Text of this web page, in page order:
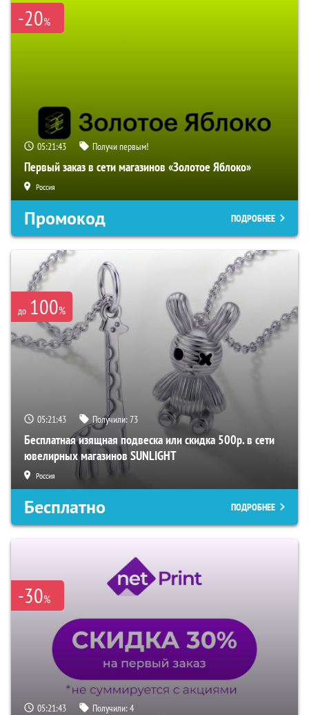
-20%
05:21:42 Получи первым!
Первый заказ в сети магазинов «Золотое Яблоко»
Россия
Промокод ПОДРОБНЕЕ
до 100%
05:21:42 Получили:73
Бесплатная изящная подвеска или скидка 500р. в сети
ювелирных магазинов SUNLIGHT
Россия
Бесплатно ПОДРОБНЕЕ
-30%
05:21:42 Получили:4